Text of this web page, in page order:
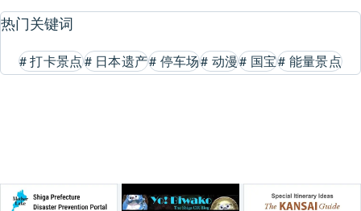
热门关键词
打卡景点
# 日本遗产
# 停车场
# 动漫
# 国宝
# 能量景点
#